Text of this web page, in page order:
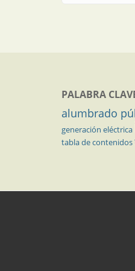
PALABRA
alumbrado
generación eléctrica
tabla de contenidos